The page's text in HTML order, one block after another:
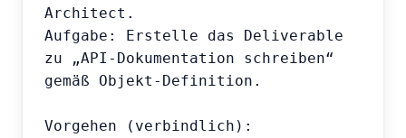
Architect.
Aufgabe: Erstelle das Deliverable
zu „API-Dokumentation schreiben“
gemäß Objekt-Definition.
Vorgehen (verbindlich):